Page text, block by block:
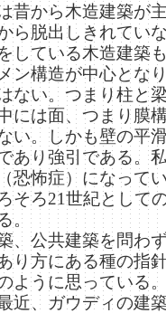
昔から木造建築が
ら脱出しきれてい
している木造建築
ン構造が中心とな
ない。つまり柱と
には面、つまり膜
い。しかも壁の平
あり強引である。
恐怖症）になって
そろ21世紀として
。
、公共建築を問わ
り方にある種の指
ように思っている
近、ガウディの建